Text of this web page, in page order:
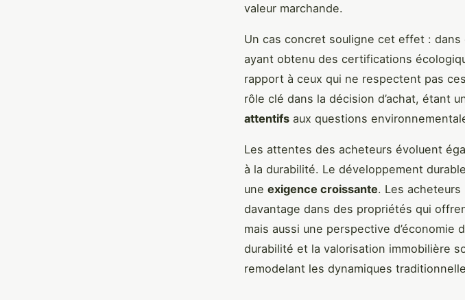
valeur marchande.
Un cas concret souligne cet effet :
ayant obtenu des certifications
rapport à ceux qui ne respectent pas
rôle clé dans la décision d’achat, étant
attentifs aux questions
Les attentes des acheteurs évoluent
à la durabilité. Le développement
une exigence croissante. Les
davantage dans des propriétés qui
mais aussi une perspective d’économie
durabilité et la valorisation immobilière
remodelant les dynamiques